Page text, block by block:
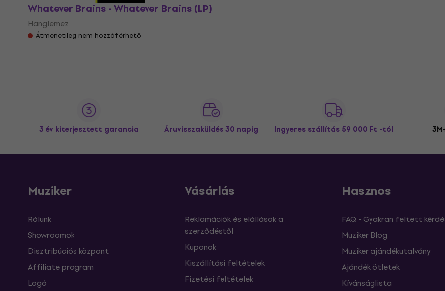
Whatever Brains - Whatever Brains (LP)
Hanglemez
Átmenetileg nem hozzáférhető
3 év kiterjesztett garancia Áruvisszaküldés 30 napig Ingyenes szállítás 59 000 Ft -tól
Muziker
Rólunk
Showroomok
Disztribúciós központ
Affiliate program
Logó
Vásárlás
Reklamációk és elállások a
szerződéstől
Kuponok
Kiszállítási feltételek
Fizetési feltételek
Hasznos
FAQ - Gyakran feltett
Muziker Blog
Muziker ajándékutalvány
Ajándék ötletek
Kívánságlista